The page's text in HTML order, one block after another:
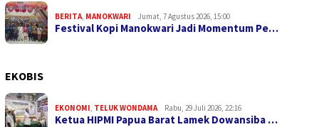
BERITA MANOKWARI Jumat, 7 Agustus 2026, 15:00
Festival Kopi Manokwari Jadi Momentum Pe…
EKOBIS
EKONOMI TELUK WONDAMA Rabu, 29 Juli 2026, 22:16
Ketua HIPMI Papua Barat Lamek Dowansiba …